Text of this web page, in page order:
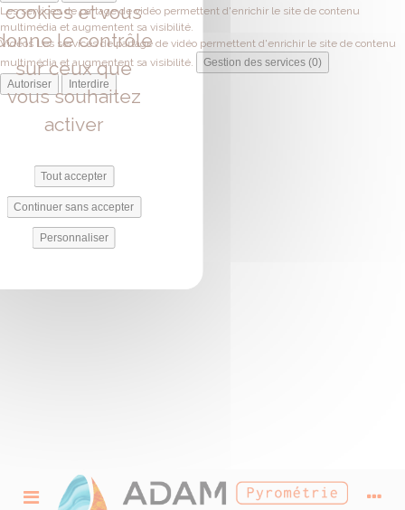
Les services de partage de vidéo permettent d'enrichir le site de contenu
multimédia et augmentent sa visibilité.
Vidéos Les services de partage de vidéo permettent d'enrichir le site de contenu
multimédia et augmentent sa visibilité.
Gestion des services (0)
Autoriser
Interdire
cookies et vous
le contrôle
sur ceux que
vous souhaitez
activer
Tout accepter
Continuer sans accepter
Personnaliser